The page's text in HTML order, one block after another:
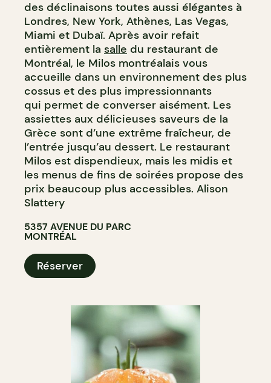
des déclinaisons toutes aussi élégantes à
Londres, New York, Athènes, Las Vegas,
Miami et Dubaï. Après avoir refait
entièrement la salle du restaurant de
Montréal, le Milos montréalais vous
accueille dans un environnement des plus
cossus et des plus impressionnants
qui permet de converser aisément. Les
assiettes aux délicieuses saveurs de la
Grèce sont d’une extrême fraîcheur, de
l’entrée jusqu’au dessert. Le restaurant
Milos est dispendieux, mais les midis et
les menus de fins de soirées propose des
prix beaucoup plus accessibles. Alison
Slattery
5357 AVENUE DU PARC
MONTRÉAL
Réserver